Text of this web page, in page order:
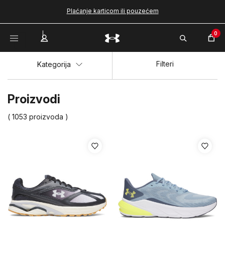
Plaćanje karticom ili pouzećem
0
Proizvodi
( 1053 proizvoda )
Kategorija Filteri